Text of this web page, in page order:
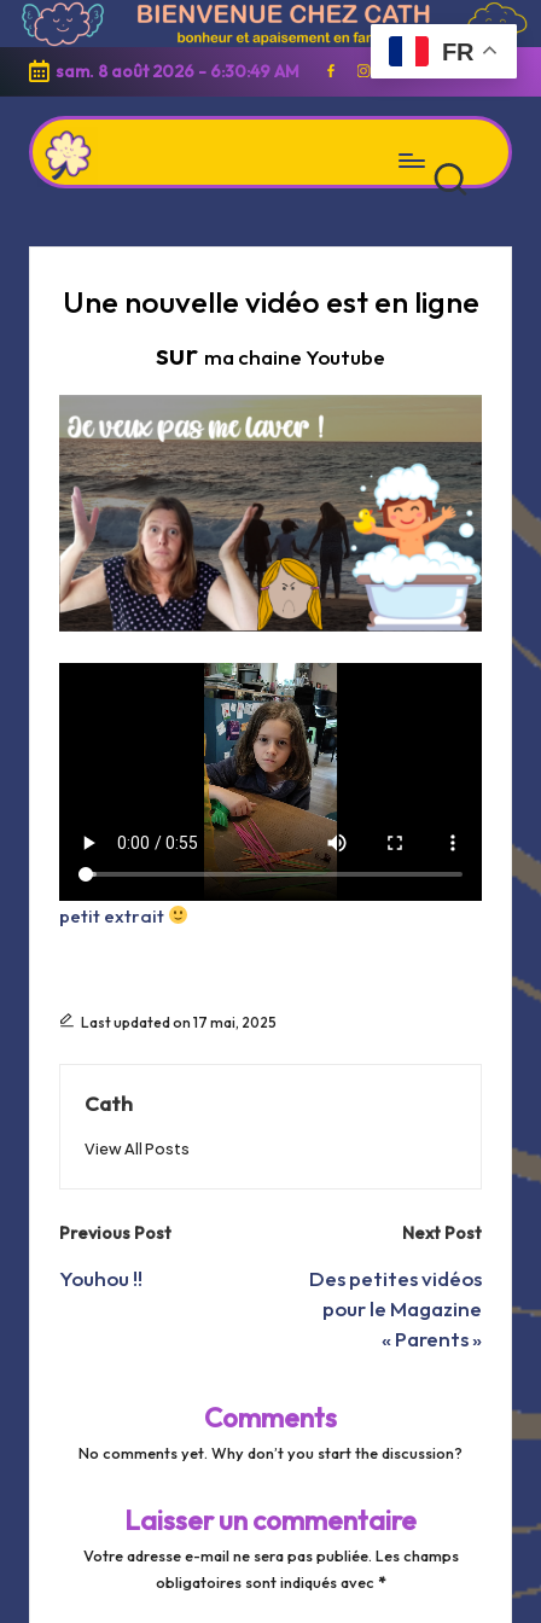
Skip
to
content
sam. 8 août 2026- 6:30:49 AM Facebook
Instagram
Linkedin
Youtube
h
bonheur
Une nouvelle vidéo est en ligne
sur ma chaine Youtube
petit extrait
Last updated on 17 mai, 2025
Cath
View All Posts
Post
navigation
Previous Post
Youhou !!
Next Post
Des petites vidéos
pour le Magazine
« Parents »
Comments
No comments yet. Why don’t you start the discussion?
Laisser un commentaire
Votre adresse e-mail ne sera pas publiée. Les champs
obligatoires sont indiqués avec *
FR